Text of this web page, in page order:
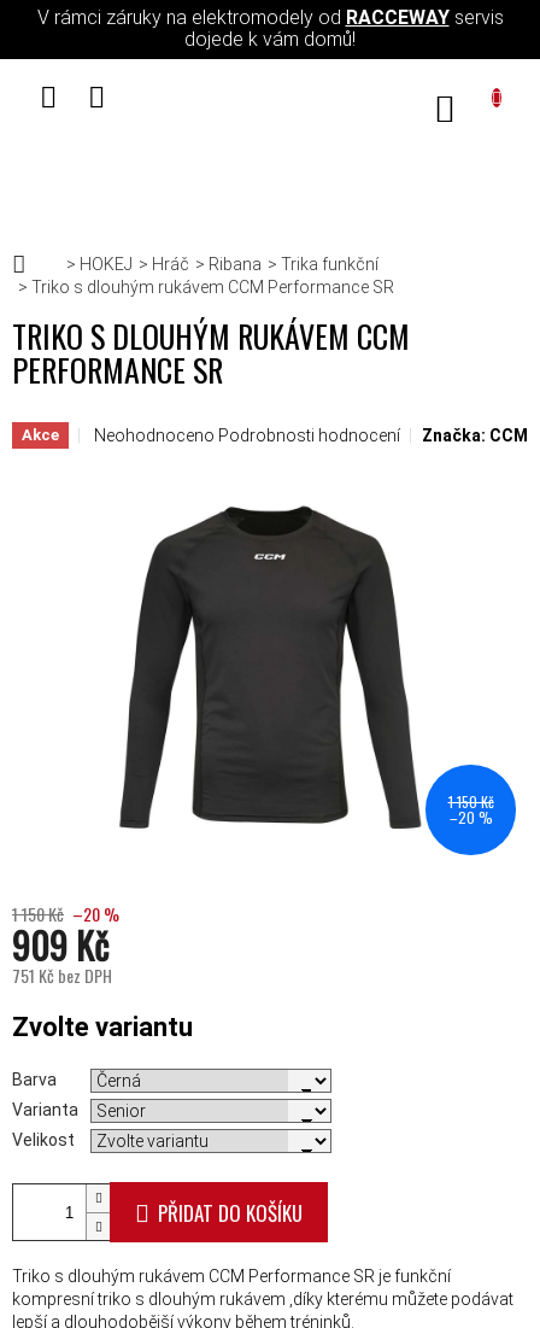
Přejít na obsah
V rámci záruky na elektromodely od RACCEWAYservis
dojede k vám domů!
Domů
HOKEJ Hráč Ribana
Trika funkční
Triko s dlouhým rukávem CCM Performance SR
TRIKO S DLOUHÝM RUKÁVEM CCM
PERFORMANCE SR
Akce Průměrné hodnocení produktu je 0,0 z 5 hvězdiček.
Neohodnoceno Podrobnosti hodnocení Značka: CCM
1 150 Kč
–20 %
1 150 Kč –20 %
909 Kč
751 Kč bez DPH
Zvolte variantu
Barva
Varianta
Velikost
PŘIDAT DO KOŠÍKU
Triko s dlouhým rukávem CCM Performance SR je funkční
kompresní triko s dlouhým rukávem ,díky kterému můžete podávat
lepší a dlouhodobější výkony během tréninků.